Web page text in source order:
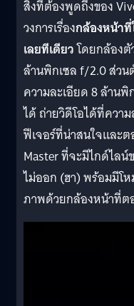
สิ่งที่ต้องพูดถึงของ
วงการเรื่องกล้องหน้า
เลยทีเดียวโดยกล้องตั
ล้านพิกเซล f/2.0 ส่วน
ความละเอียด 8 ล้านพิ
ได้ ถ่ายวิดีโอได้ที่ควา
ฟีเจอร์ที่น่าสนใจและต
Master ที่จะมีไกด์ไล
ไม่ออก (ฮา) พร้อมมีโ
ภาพด้วยกล้องหน้าที่